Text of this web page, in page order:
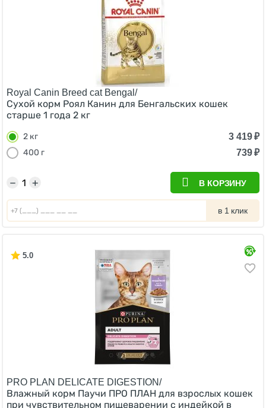
Royal Canin Breed cat Bengal/
Сухой корм Роял Канин для Бенгальских кошек
старше 1 года 2 кг
2 кг 3 419₽
400 г
739₽
+
− В КОРЗИНУ
в 1 клик
5.0
PRO PLAN DELICATE DIGESTION/
Влажный корм Паучи ПРО ПЛАН для взрослых кошек
при чувствительном пищеварении с индейкой в